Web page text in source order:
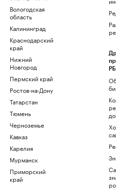
Вологодская
область
Калининград
Краснодарский
край
Нижний
Новгород
Пермский край
Ростов-на-Дону
Татарстан
Тюмень
Черноземье
Кавказ
Карелия
Мурманск
Приморский
край